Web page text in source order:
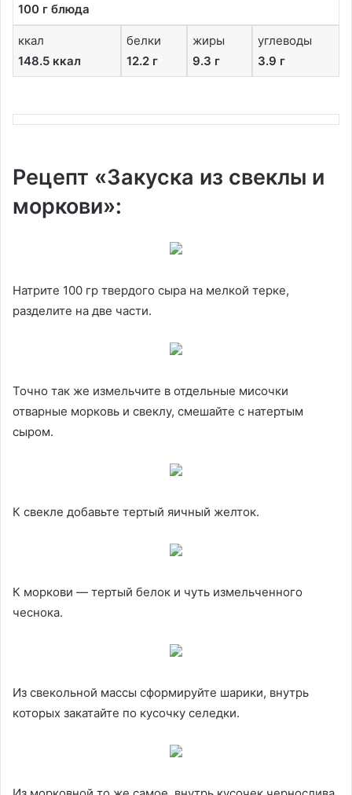
100 г блюда
ккал
148.5 ккал
белки
12.2 г
жиры
9.3 г
углеводы
3.9 г
Рецепт «Закуска из свеклы и
моркови»:
Натрите 100 гр твердого сыра на мелкой терке,
разделите на две части.
Точно так же измельчите в отдельные мисочки
отварные морковь и свеклу, смешайте с натертым
сыром.
К свекле добавьте тертый яичный желток.
К моркови — тертый белок и чуть измельченного
чеснока.
Из свекольной массы сформируйте шарики, внутрь
которых закатайте по кусочку селедки.